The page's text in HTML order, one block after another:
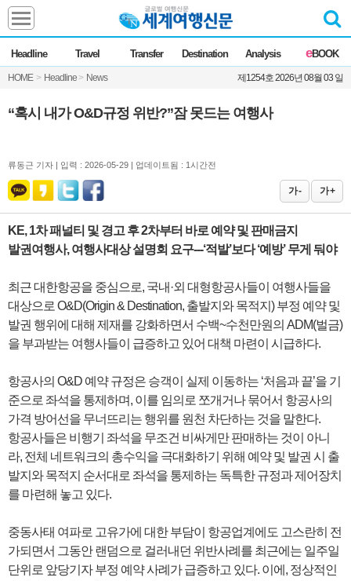
Headline Travel Transfer Destination Analysis eBOOK
HOME > Headline > News 제1254호 2026년 08월 03 일
Headline
전체 News
Commentary Opinion
Focus Marketing
Destination
Analysis
“혹시 내가 O&D규정 위반?”잠 못드는 여행사
류동근 기자 | 입력 : 2026-05-29 | 업데이트됨 : 1시간전
가 - 가 +
KE, 1차 패널티 및 경고 후 2차부터 바로 예약 및 판매금지
발권여행사, 여행사대상 설명회 요구---‘적발’보다 ‘예방’ 무게 둬야
최근 대한항공을 중심으로, 국내·외 대형항공사들이 여행사들을
대상으로 O&D(Origin & Destination, 출발지와 목적지) 부정 예약 및
발권 행위에 대해 제재를 강화하면서 수백~수천만원의 ADM(벌금)
을 부과받는 여행사들이 급증하고 있어 대책 마련이 시급하다.
항공사의 O&D 예약 규정은 승객이 실제 이동하는 ‘처음과 끝’을 기
준으로 좌석을 통제하며, 이를 임의로 쪼개거나 묶어서 항공사의
가격 방어선을 무너뜨리는 행위를 원천 차단하는 것을 말한다.
항공사들은 비행기 좌석을 무조건 비싸게만 판매하는 것이 아니
라, 전체 네트워크의 총수익을 극대화하기 위해 예약 및 발권 시 출
발지와 목적지 순서대로 좌석을 통제하는 독특한 규정과 제어장치
를 마련해 놓고 있다.
중동사태 여파로 고유가에 대한 부담이 항공업계에도 고스란히 전
가되면서 그동안 랜덤으로 걸러내던 위반사례를 최근에는 일주일
단위로 앞당기자 부정 예약 사례가 급증하고 있다. 이에, 정상적인